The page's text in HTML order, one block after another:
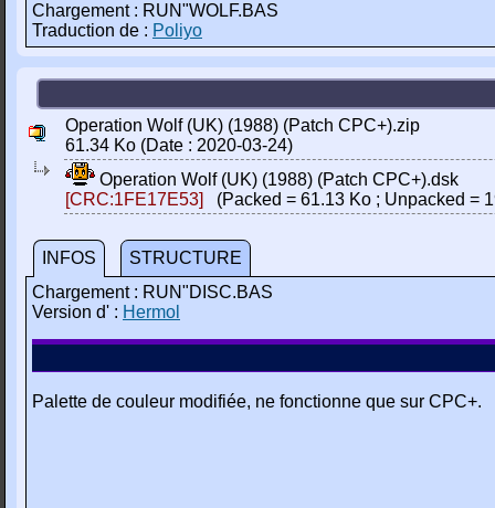
Chargement : RUN"WOLF.BAS
Traduction de : Poliyo
Operation Wolf (UK) (1988) (Patch CPC+).zip
61.34 Ko (Date : 2020-03-24)
Operation Wolf (UK) (1988) (Patch CPC+).dsk
[CRC:1FE17E53]
(Packed = 61.13 Ko ; Unpacked =
INFOS
STRUCTURE
Chargement : RUN"DISC.BAS
Version d' : Hermol
Palette de couleur modifiée, ne fonctionne que sur CPC+.